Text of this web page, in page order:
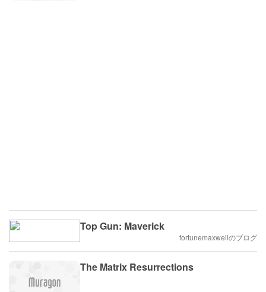
Top Gun: Maverick
fortunemaxwellのブログ
The Matrix Resurrections